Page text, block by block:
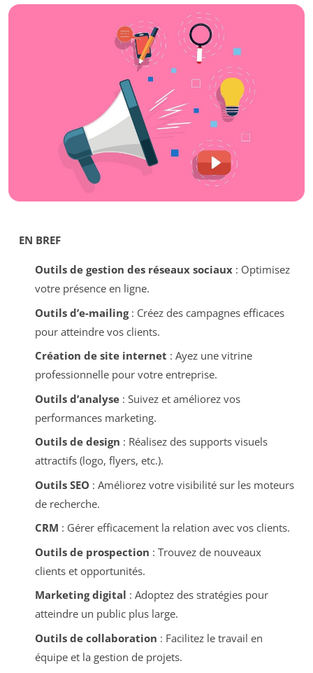
EN BREF
Outils de gestion des réseaux sociaux: Optimisez
votre présence en ligne.
Outils d’e-mailing: Créez des campagnes efficaces
pour atteindre vos clients.
Création de site internet : Ayez une vitrine
professionnelle pour votre entreprise.
Outils d’analyse: Suivez et améliorez vos
performances marketing.
Outils de design : Réalisez des supports visuels
attractifs (logo, flyers, etc.).
Outils SEO : Améliorez votre visibilité sur les moteurs
de recherche.
CRM : Gérer efficacement la relation avec vos clients.
Outils de prospection : Trouvez de nouveaux
clients et opportunités.
Marketing digital : Adoptez des stratégies pour
atteindre un public plus large.
Outils de collaboration : Facilitez le travail en
équipe et la gestion de projets.